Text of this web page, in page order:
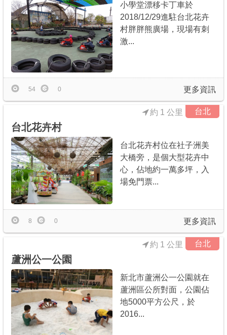
小學堂漂移卡丁車於
2018/12/29進駐台北花卉
村胖胖熊廣場，現場有刺
激...
更多資訊
54 0
台北
台北花卉村
約 1 公里
台北花卉村位在社子洲美
大橋旁，是個大型花卉中
心，佔地約一萬多坪，入
場免門票...
更多資訊
8 0
台北
蘆洲公一公園
約 1 公里
新北市蘆洲公一公園就在
蘆洲區公所對面，公園佔
地5000平方公尺，於
2016...